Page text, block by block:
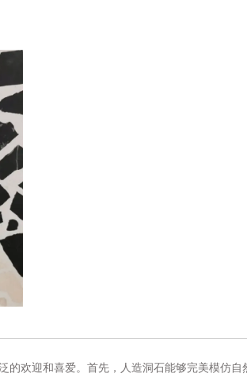
的欢迎和喜爱。首先，人造洞石能够完美模仿